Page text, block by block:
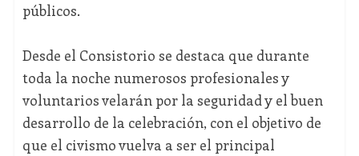
públicos.
Desde el Consistorio se destaca que durante
toda la noche numerosos profesionales y
voluntarios velarán por la seguridad y el buen
desarrollo de la celebración, con el objetivo de
que el civismo vuelva a ser el principal